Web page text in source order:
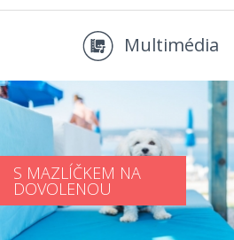
Multimédia
S MAZLÍČKEM NA
DOVOLENOU